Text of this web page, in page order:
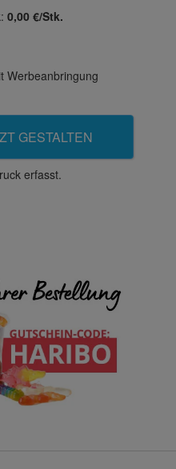
0,00 €/Stk.
Werbeanbringung
GESTALTEN
erfasst.